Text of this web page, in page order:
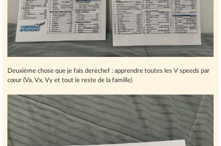
Deuxième chose que je fais derechef : apprendre toutes les V speeds par
cœur (Va, Vx, Vy et tout le reste de la famille)